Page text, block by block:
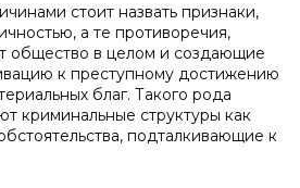
стоит назвать признаки,
а те противоречия,
общество в целом и создающие
к преступному достижению
благ. Такого рода
криминальные структуры как
подталкивающие к